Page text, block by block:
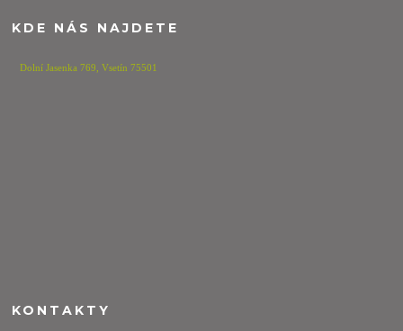
KDE NÁS NAJDETE
Dolní Jasenka 769,Vsetín 75501
KONTAKTY